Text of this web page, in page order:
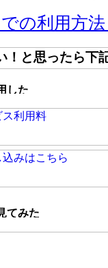
の利用方